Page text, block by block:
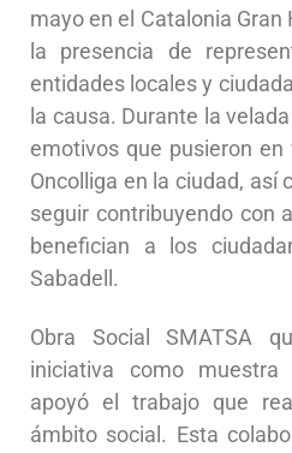
mayo en el Catalonia
la presencia de
entidades locales y
la causa. Durante la
emotivos que pusieron
Oncolliga en la ciudad, así
seguir contribuyendo con
benefician a los
Sabadell.
Obra Social SMATSA
iniciativa como
apoyó el trabajo que
ámbito social. Esta